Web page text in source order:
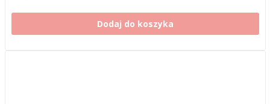
Dodaj do koszyka